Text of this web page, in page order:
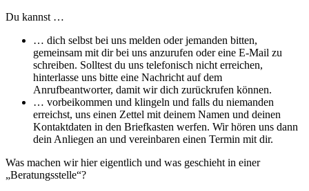
Du kannst …
… dich selbst bei uns melden oder jemanden bitten,
gemeinsam mit dir bei uns anzurufen oder eine E-Mail zu
schreiben. Solltest du uns telefonisch nicht erreichen,
hinterlasse uns bitte eine Nachricht auf dem
Anrufbeantworter, damit wir dich zurückrufen können.
… vorbeikommen und klingeln und falls du niemanden
erreichst, uns einen Zettel mit deinem Namen und deinen
Kontaktdaten in den Briefkasten werfen. Wir hören uns dann
dein Anliegen an und vereinbaren einen Termin mit dir.
Was machen wir hier eigentlich und was geschieht in einer
„Beratungsstelle“?